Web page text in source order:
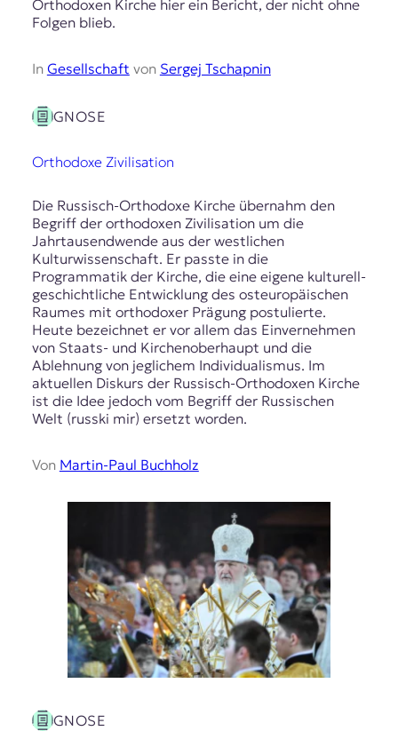
Orthodoxen Kirche hier ein Bericht, der nicht ohne
Folgen blieb.
In Gesellschaft von Sergej Tschapnin
GNOSE
Orthodoxe Zivilisation
Die Russisch-Orthodoxe Kirche übernahm den
Begriff der orthodoxen Zivilisation um die
Jahrtausendwende aus der westlichen
Kulturwissenschaft. Er passte in die
Programmatik der Kirche, die eine eigene kulturell-
geschichtliche Entwicklung des osteuropäischen
Raumes mit orthodoxer Prägung postulierte.
Heute bezeichnet er vor allem das Einvernehmen
von Staats- und Kirchenoberhaupt und die
Ablehnung von jeglichem Individualismus. Im
aktuellen Diskurs der Russisch-Orthodoxen Kirche
ist die Idee jedoch vom Begriff der Russischen
Welt (russki mir) ersetzt worden.
Von Martin-Paul Buchholz
GNOSE